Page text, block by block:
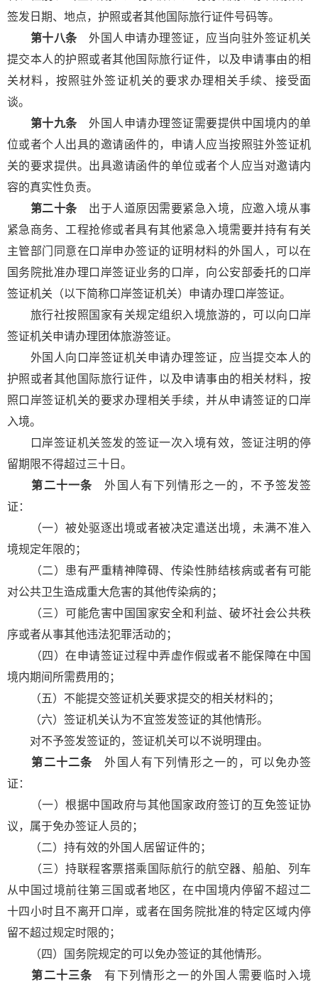
签发日期、地点，护照或者其他国际旅行证件号码等。
第十八条外国人申请办理签证，应当向驻外签证机关
提交本人的护照或者其他国际旅行证件，以及申请事由的相
关材料，按照驻外签证机关的要求办理相关手续、接受面
谈。
第十九条外国人申请办理签证需要提供中国境内的单
位或者个人出具的邀请函件的，申请人应当按照驻外签证机
关的要求提供。出具邀请函件的单位或者个人应当对邀请内
容的真实性负责。
第二十条出于人道原因需要紧急入境，应邀入境从事
紧急商务、工程抢修或者具有其他紧急入境需要并持有有关
主管部门同意在口岸申办签证的证明材料的外国人，可以在
国务院批准办理口岸签证业务的口岸，向公安部委托的口岸
签证机关（以下简称口岸签证机关）申请办理口岸签证。
旅行社按照国家有关规定组织入境旅游的，可以向口岸
签证机关申请办理团体旅游签证。
外国人向口岸签证机关申请办理签证，应当提交本人的
护照或者其他国际旅行证件，以及申请事由的相关材料，按
照口岸签证机关的要求办理相关手续，并从申请签证的口岸
入境。
口岸签证机关签发的签证一次入境有效，签证注明的停
留期限不得超过三十日。
第二十一条 外国人有下列情形之一的，不予签发签
证：
（一）被处驱逐出境或者被决定遣送出境，未满不准入
境规定年限的；
（二）患有严重精神障碍、传染性肺结核病或者有可能
对公共卫生造成重大危害的其他传染病的；
（三）可能危害中国国家安全和利益、破坏社会公共秩
序或者从事其他违法犯罪活动的；
（四）在申请签证过程中弄虚作假或者不能保障在中国
境内期间所需费用的；
（五）不能提交签证机关要求提交的相关材料的；
（六）签证机关认为不宜签发签证的其他情形。
对不予签发签证的，签证机关可以不说明理由。
第二十二条外国人有下列情形之一的，可以免办签
证：
（一）根据中国政府与其他国家政府签订的互免签证协
议，属于免办签证人员的；
（二）持有效的外国人居留证件的；
（三）持联程客票搭乘国际航行的航空器、船舶、列车
从中国过境前往第三国或者地区，在中国境内停留不超过二
十四小时且不离开口岸，或者在国务院批准的特定区域内停
留不超过规定时限的；
（四）国务院规定的可以免办签证的其他情形。
第二十三条有下列情形之一的外国人需要临时入境